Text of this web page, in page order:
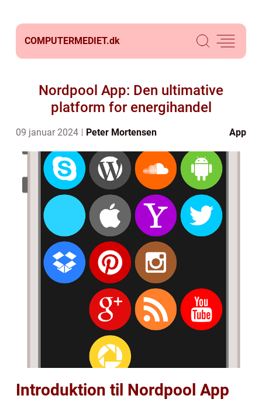
COMPUTERMEDIET.dk
Nordpool App: Den ultimative
platform for energihandel
09 januar 2024 Peter Mortensen App
Introduktion til Nordpool App